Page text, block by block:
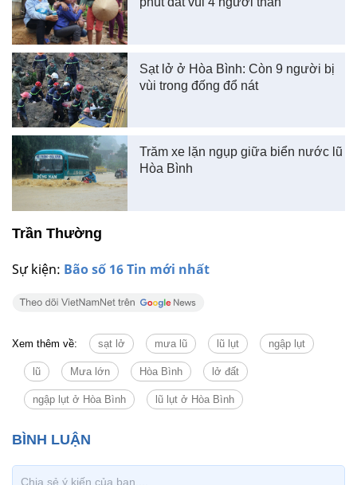
Sự kiện: Bão số 16 Tin mới nhất
Sạt lở ở Hòa Bình: Còn 9 người bị
vùi trong đống đổ nát
Trăm xe lặn ngụp giữa biển nước lũ
Hòa Bình
Trần Thường
Xem thêm về: sạt lở mưa lũ lũ lụt ngập lụt
lũ Mưa lớn Hòa Bình lở đất
ngập lụt ở Hòa Bình lũ lụt ở Hòa Bình